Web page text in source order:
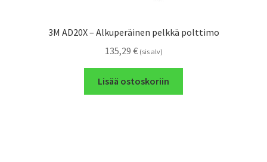
3M AD20X – Alkuperäinen pelkkä polttimo
135,29 € (sis alv)
Lisää ostoskoriin